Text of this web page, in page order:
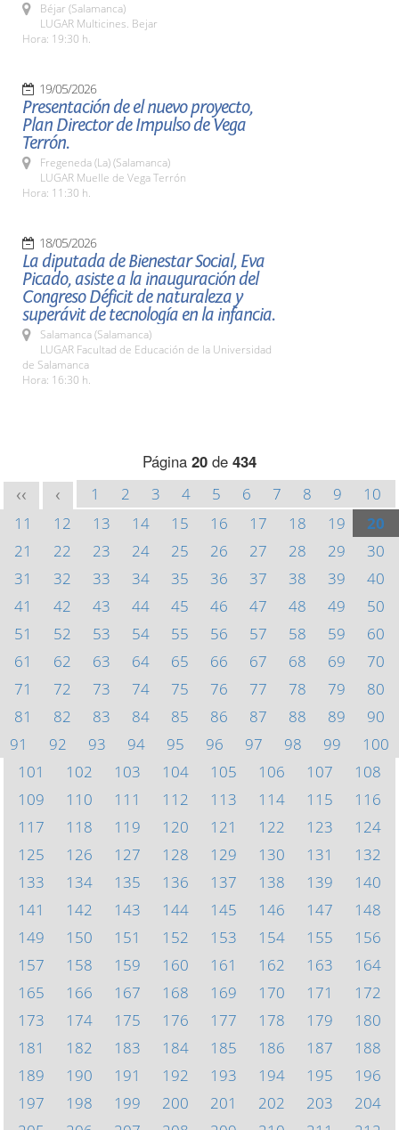
Béjar (Salamanca)
LUGAR Multicines. Bejar
Hora: 19:30 h.
19/05/2026
Presentación de el nuevo proyecto,
Plan Director de Impulso de Vega
Terrón.
Fregeneda (La) (Salamanca)
LUGAR Muelle de Vega Terrón
Hora: 11:30 h.
18/05/2026
La diputada de Bienestar Social, Eva
Picado, asiste a la inauguración del
Congreso Déficit de naturaleza y
superávit de tecnología en la infancia.
Salamanca (Salamanca)
LUGAR Facultad de Educación de la Universidad
de Salamanca
Hora: 16:30 h.
Página 20 de 434
<< < 1 2 3 4 5 6 7 8 9
10
11
12 13 14 15 16 17 18 19
20
21
22 23 24 25 26 27 28 29
30
31
32 33 34 35 36 37 38 39
40
41
42 43 44 45 46 47 48 49
50
51
52 53 54 55 56 57 58 59
60
61
62 63 64 65 66 67 68 69
70
71
72 73 74 75 76 77 78 79
80
81
82 83 84 85 86 87 88 89
90
91
92 93 94 95 96 97 98 99
100
101
102 103 104 105 106 107
108
109
110 111 112 113 114 115
116
117
118 119 120 121 122 123
124
125
126 127 128 129 130 131
132
133
134 135 136 137 138 139
140
141
142 143 144 145 146 147
148
149
150 151 152 153 154 155
156
157
158 159 160 161 162 163
164
165
166 167 168 169 170 171
172
173
174 175 176 177 178 179
180
181
182 183 184 185 186 187
188
189
190 191 192 193 194 195
196
197
198 199 200 201 202 203
204